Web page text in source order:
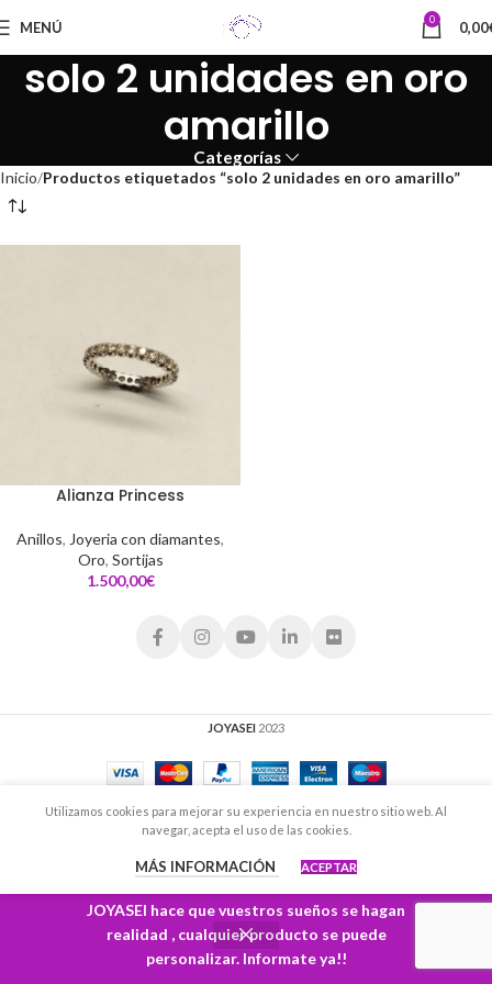
JOYASEI hace que vuestros sueños se hagan
realidad , cualquier producto se puede
personalizar. Informate ya!!
MENÚ 0 0,00
solo 2 unidades en oro
amarillo
Categorías
Inicio Productos etiquetados “solo 2 unidades en oro amarillo”
Alianza Princess
Anillos, Joyeria con diamantes,
Oro, Sortijas
€
JOYASEI 2023
Utilizamos cookies para mejorar su experiencia en nuestro sitio web. Al
navegar, acepta el uso de las cookies.
MÁS INFORMACIÓN ACEPTAR